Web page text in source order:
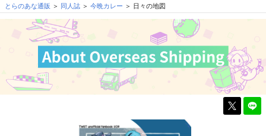
とらのあな通販 同人誌 今晩カレー 日々の地図